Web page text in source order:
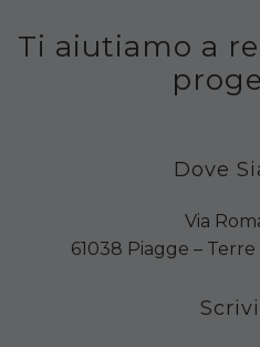
Ti aiutiamo a
Dove
Via
61038 Piagge –